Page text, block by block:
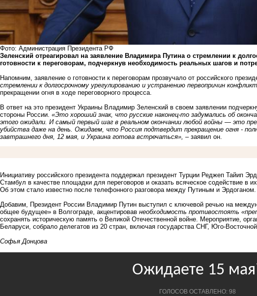
Фото: Администрация Президента РФ
Зеленский отреагировал на заявление Владимира Путина о стремлении к
готовности к переговорам, подчеркнув необходимость реальных шагов и
Напомним, заявление о готовности к переговорам прозвучало от российского
стремлении к долгосрочному урегулированию и устранению первопричин
прекращении огня в ходе переговорного процесса.
В ответ на это президент Украины Владимир Зеленский в своем заявлении
стороны России. «Это хороший знак, что русские наконец-то задумались об
этого ожидали. И самый первый шаг в реальном окончании любой войны — это
убийства даже на день. Ожидаем, что Россия подтвердит прекращение огня -
завтрашнего дня, 12 мая, и Украина готова встречаться», – заявил он.
Инициативу российского президента поддержал президент Турции Реджеп Тайип
Стамбул в качестве площадки для переговоров и оказать всяческое содействие в
Об этом стало известно после телефонного разговора между Путиным и Эрдоганом.
Добавим, Президент России Владимир Путин выступил с ключевой речью на
общее будущее» в Волгограде, акцентировав необходимость противостоять
сохранять историческую память о Великой Отечественной войне. Мероприятие,
Беларуси, собрало делегатов из 20 стран, включая государства СНГ, Юго-
Софья Донцова